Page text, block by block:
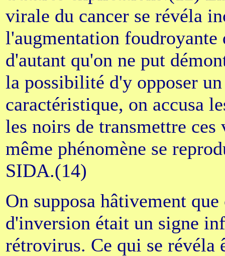
virale du cancer se révéla
l'augmentation foudroyante
d'autant qu'on ne put
la possibilité d'y opposer
caractéristique, on accusa
les noirs de transmettre
même phénomène se
SIDA.(14)
On supposa hâtivement
d'inversion était un signe
rétrovirus. Ce qui se révéla